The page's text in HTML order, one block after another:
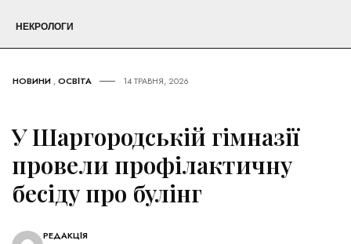
НЕКРОЛОГИ
НОВИНИ ,ОСВІТА 14 ТРАВНЯ, 2026
У Шаргородській гімназії
провели профілактичну
бесіду про булінг
РЕДАКЦІЯ